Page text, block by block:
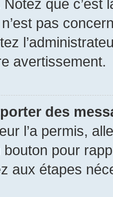
que c’est
pas
avertissement.
des
l’a permis,
pour
aux étapes